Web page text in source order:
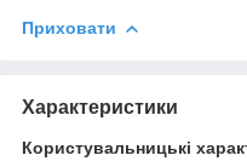
Приховати
Характеристики
Користувальницькі